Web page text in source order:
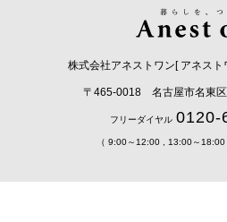
株式会社アネストワン[ アネス
〒465-0018 名古屋市名東
フリーダイヤル 0120-
（ 9:00～12:00 , 13:00～18:00